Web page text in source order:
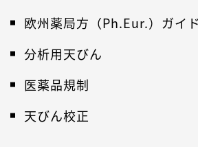
欧州薬局方（Ph.Eur.）ガイ
分析用天びん
医薬品規制
天びん校正